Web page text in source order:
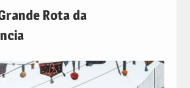
Rota da